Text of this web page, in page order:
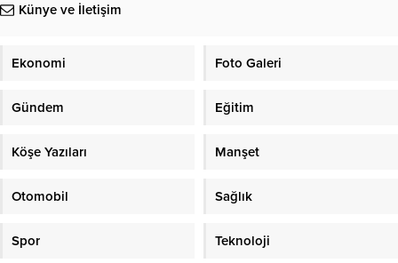
Künye ve İletişim
Ekonomi Foto Galeri
Gündem Eğitim
Köşe Yazıları Manşet
Otomobil Sağlık
Spor Teknoloji